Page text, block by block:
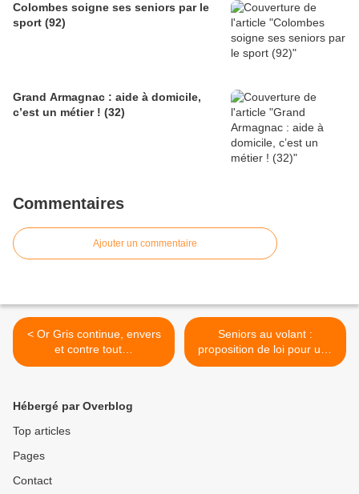
Colombes soigne ses seniors par le
sport (92)
Grand Armagnac : aide à domicile,
c’est un métier ! (32)
Commentaires
Ajouter un commentaire
< Or Gris continue, envers
et contre tout…
Seniors au volant :
proposition de loi pour une
visite médicale obligatoire
Hébergé par Overblog
Top articles
Pages
Contact